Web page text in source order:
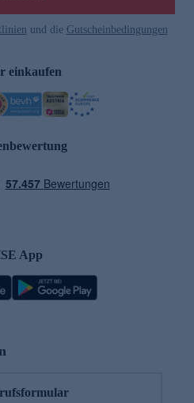
und die Gutscheinbedingungen
einkaufen
App